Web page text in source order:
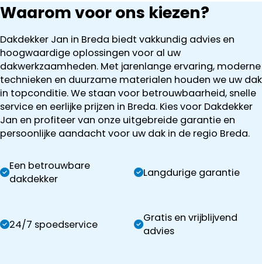
Waarom voor ons kiezen?
Dakdekker Jan in Breda biedt vakkundig advies en
hoogwaardige oplossingen voor al uw
dakwerkzaamheden. Met jarenlange ervaring, moderne
technieken en duurzame materialen houden we uw dak
in topconditie. We staan voor betrouwbaarheid, snelle
service en eerlijke prijzen in Breda. Kies voor Dakdekker
Jan en profiteer van onze uitgebreide garantie en
persoonlijke aandacht voor uw dak in de regio Breda.
Een betrouwbare
dakdekker
Langdurige garantie
24/7 spoedservice
Gratis en vrijblijvend
advies